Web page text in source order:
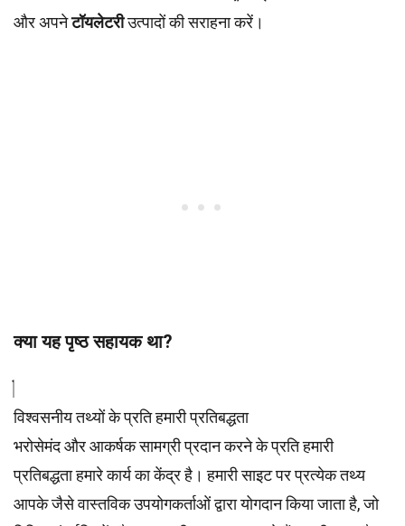
और अपनेटॉयलेटरीउत्पादों की सराहना करें।
क्या यह पृष्ठ सहायक था?
विश्वसनीय तथ्यों के प्रति हमारी प्रतिबद्धता
भरोसेमंद और आकर्षक सामग्री प्रदान करने के प्रति हमारी
प्रतिबद्धता हमारे कार्य का केंद्र है। हमारी साइट पर प्रत्येक तथ्य
आपके जैसे वास्तविक उपयोगकर्ताओं द्वारा योगदान किया जाता है, जो